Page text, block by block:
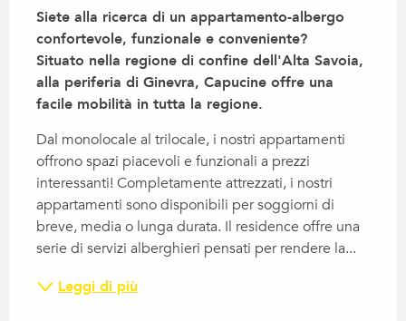
Siete alla ricerca di un appartamento-albergo
confortevole, funzionale e conveniente?
Situato nella regione di confine dell'Alta Savoia,
alla periferia di Ginevra, Capucine offre una
facile mobilità in tutta la regione.
Dal monolocale al trilocale, i nostri appartamenti
offrono spazi piacevoli e funzionali a prezzi
interessanti! Completamente attrezzati, i nostri
appartamenti sono disponibili per soggiorni di
breve, media o lunga durata. Il residence offre una
serie di servizi alberghieri pensati per rendere la...
Leggi di più